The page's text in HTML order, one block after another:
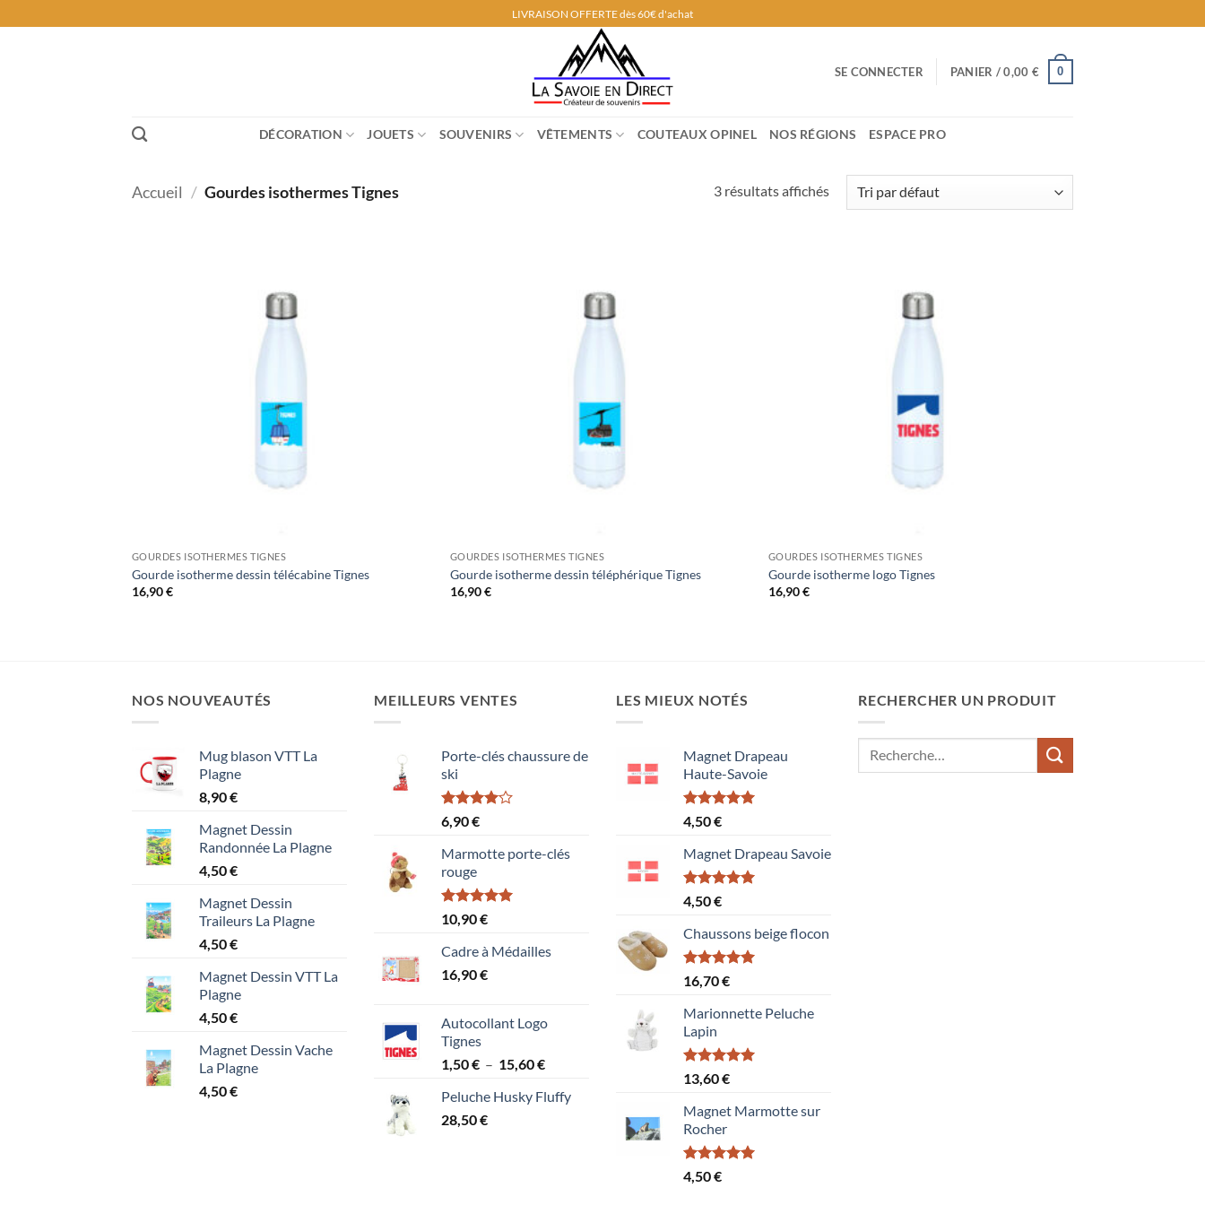
au
LIVRAISON OFFERTE dès 60€ d'achat
SE CONNECTER PANIER /0,00 € 0
DÉCORATION JOUETS SOUVENIRS VÊTEMENTS COUTEAUX OPINEL NOS RÉGIONS ESPACE PRO
Accueil / Gourdes isothermes Tignes 3 résultats affichés
GOURDES ISOTHERMES TIGNES
Gourde isotherme dessin télécabine Tignes
16,90€
GOURDES ISOTHERMES TIGNES
Gourde isotherme dessin téléphérique Tignes
16,90€
GOURDES ISOTHERMES TIGNES
Gourde isotherme logo Tignes
16,90€
NOS NOUVEAUTÉS
Mug blason VTT La
Plagne
8,90€
Magnet Dessin
Randonnée La Plagne
4,50€
Magnet Dessin
Traileurs La Plagne
4,50€
Magnet Dessin VTT La
Plagne
4,50€
Magnet Dessin Vache
La Plagne
4,50€
MEILLEURS VENTES
Porte-clés chaussure de
ski
Note
4.00
5
6,90€
Marmotte porte-clés
rouge
Note5.00
sur 5
10,90€
Cadre à Médailles
16,90€
Autocollant Logo
Tignes
1,50€ – 15,60€Plage
prix :
Peluche Husky Fluffy
28,50€
LES MIEUX NOTÉS
Magnet Drapeau
Haute-Savoie
Note5.00
sur 5
4,50€
Magnet Drapeau Savoie
Note5.00
sur 5
4,50€
Chaussons beige flocon
Note5.00
sur 5
16,70€
Marionnette Peluche
Lapin
Note5.00
sur 5
13,60€
Magnet Marmotte sur
Rocher
Note5.00
sur 5
4,50€
RECHERCHER UN PRODUIT
Recherche